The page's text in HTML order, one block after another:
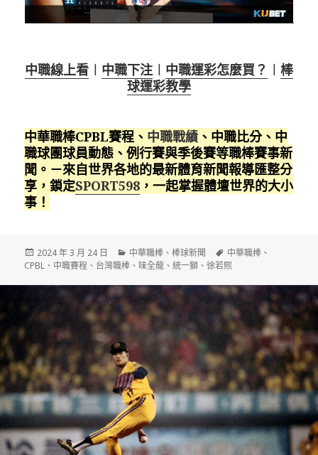
中職線上看 ︱ 中職下注 ︱ 中職運彩怎麼買？ ︱ 棒
球運彩教學
中華職棒CPBL賽程、 中職戰績 、中職比分、中
職球團球員動態、例行賽與季後賽等職棒賽事新
聞。－來自世界各地的最新體育新聞報導匯整分
享，鎖定SPORT598 ，一起掌握體壇世界的大小
事！
發
佈
2024 年 3 月 24 日
分
類
中華職棒 、棒球新聞
標
籤
中華職棒 、
CPBL 、 中職賽程 、 台灣職棒 、 味全龍 、統一獅 、徐若熙